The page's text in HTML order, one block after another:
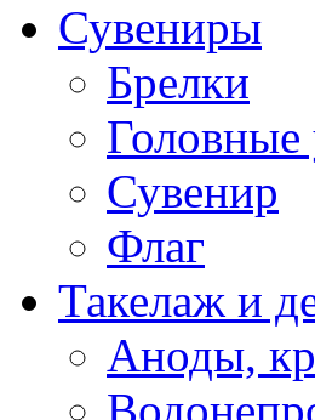
Сувениры
Брелки
Сувенир
Флаг
Такелаж и
Аноды,